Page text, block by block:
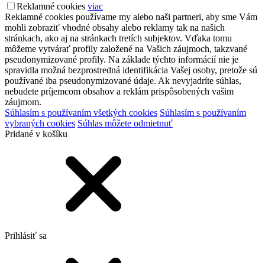
Reklamné cookies viac
Reklamné cookies používame my alebo naši partneri, aby sme Vám
mohli zobraziť vhodné obsahy alebo reklamy tak na našich
stránkach, ako aj na stránkach tretích subjektov. Vďaka tomu
môžeme vytvárať profily založené na Vašich záujmoch, takzvané
pseudonymizované profily. Na základe týchto informácií nie je
spravidla možná bezprostredná identifikácia Vašej osoby, pretože sú
používané iba pseudonymizované údaje. Ak nevyjadríte súhlas,
nebudete príjemcom obsahov a reklám prispôsobených vašim
záujmom.
Súhlasím s používaním všetkých cookies Súhlasím s používaním
vybraných cookies Súhlas môžete odmietnuť
Pridané v košíku
Prihlásiť sa